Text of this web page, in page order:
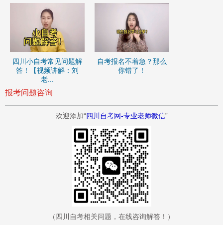
四川小自考常见问题解
答！【视频讲解：刘
老...
自考报名不着急？那么
你错了！
报考问题咨询
欢迎添加“四川自考网-专业老师微信”
（四川自考相关问题，在线咨询解答！）